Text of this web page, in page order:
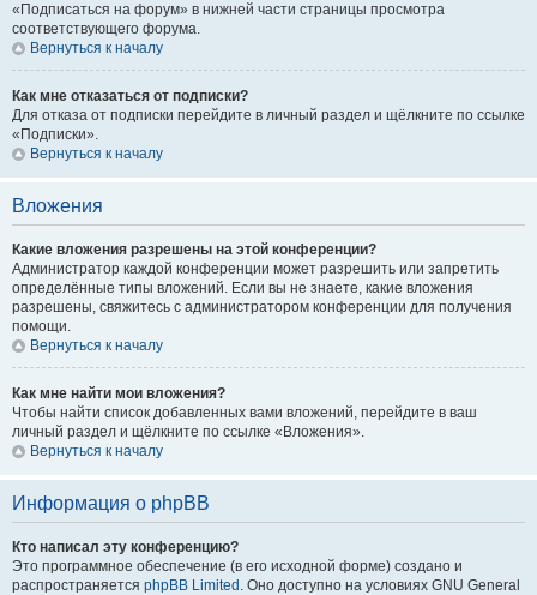
«Подписаться на форум» в нижней части страницы просмотра
соответствующего форума.
Вернуться к началу
Как мне отказаться от подписки?
Для отказа от подписки перейдите в личный раздел и щёлкните по ссылке
«Подписки».
Вернуться к началу
Вложения
Какие вложения разрешены на этой конференции?
Администратор каждой конференции может разрешить или запретить
определённые типы вложений. Если вы не знаете, какие вложения
разрешены, свяжитесь с администратором конференции для получения
помощи.
Вернуться к началу
Как мне найти мои вложения?
Чтобы найти список добавленных вами вложений, перейдите в ваш
личный раздел и щёлкните по ссылке «Вложения».
Вернуться к началу
Информация о phpBB
Кто написал эту конференцию?
Это программное обеспечение (в его исходной форме) создано и
распространяется phpBB Limited . Оно доступно на условиях GNU General